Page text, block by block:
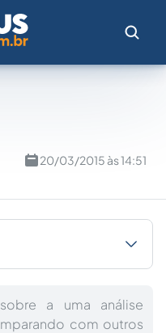
20/03/2015 às 14:51
a uma análise
com outros